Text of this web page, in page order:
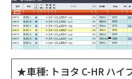
★車種: トヨタ C-HR ハイ